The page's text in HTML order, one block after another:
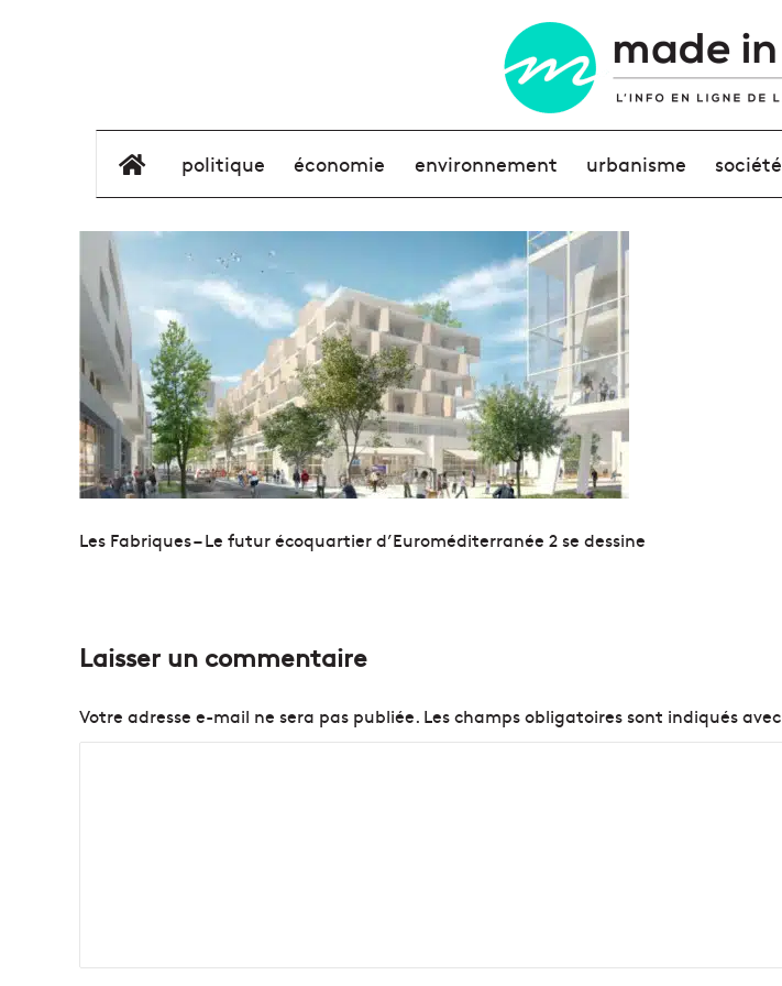
élément de menu
politique économie environnement urbanisme société
Les Fabriques – Le futur écoquartier d’Euroméditerranée 2 se dessine
Laisser un commentaire
Votre adresse e-mail ne sera pas publiée. Les champs obligatoires sont indiqués avec